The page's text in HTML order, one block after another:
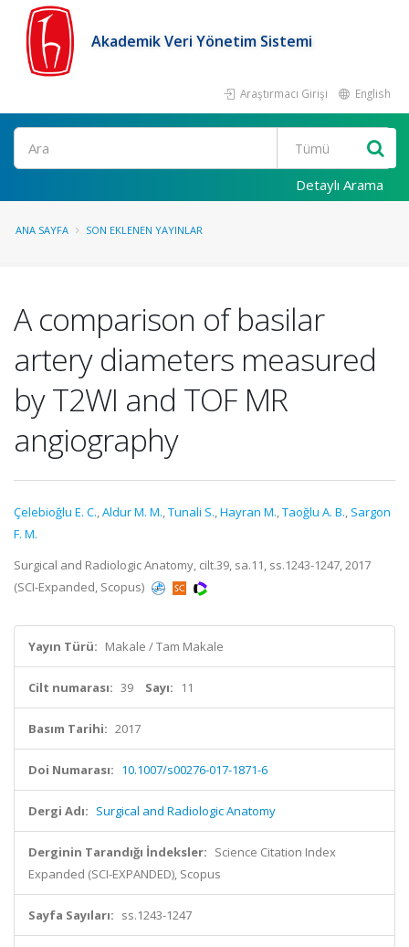
Akademik Veri Yönetim Sistemi
Araştırmacı Girişi English
Ara
Detaylı Arama
ANA SAYFA SON EKLENEN YAYINLAR
A comparison of basilar
artery diameters measured
by T2WI and TOF MR
angiography
Çelebioğlu E. C.,Aldur M. M.,Tunali S.,Hayran M.,Taoğlu A. B., Sargon
F. M.
Surgical and Radiologic Anatomy, cilt.39, sa.11, ss.1243-1247, 2017
(SCI-Expanded, Scopus)
Yayın Türü: Makale / Tam Makale
Cilt numarası: 39 Sayı: 11
Basım Tarihi: 2017
Doi Numarası: 10.1007/s00276-017-1871-6
Dergi Adı: Surgical and Radiologic Anatomy
Derginin Tarandığı İndeksler: Science Citation Index
Expanded (SCI-EXPANDED), Scopus
Sayfa Sayıları: ss.1243-1247